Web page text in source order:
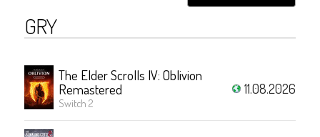
GRY
The Elder Scrolls IV: Oblivion
Remastered
Switch 2
11.08.2026